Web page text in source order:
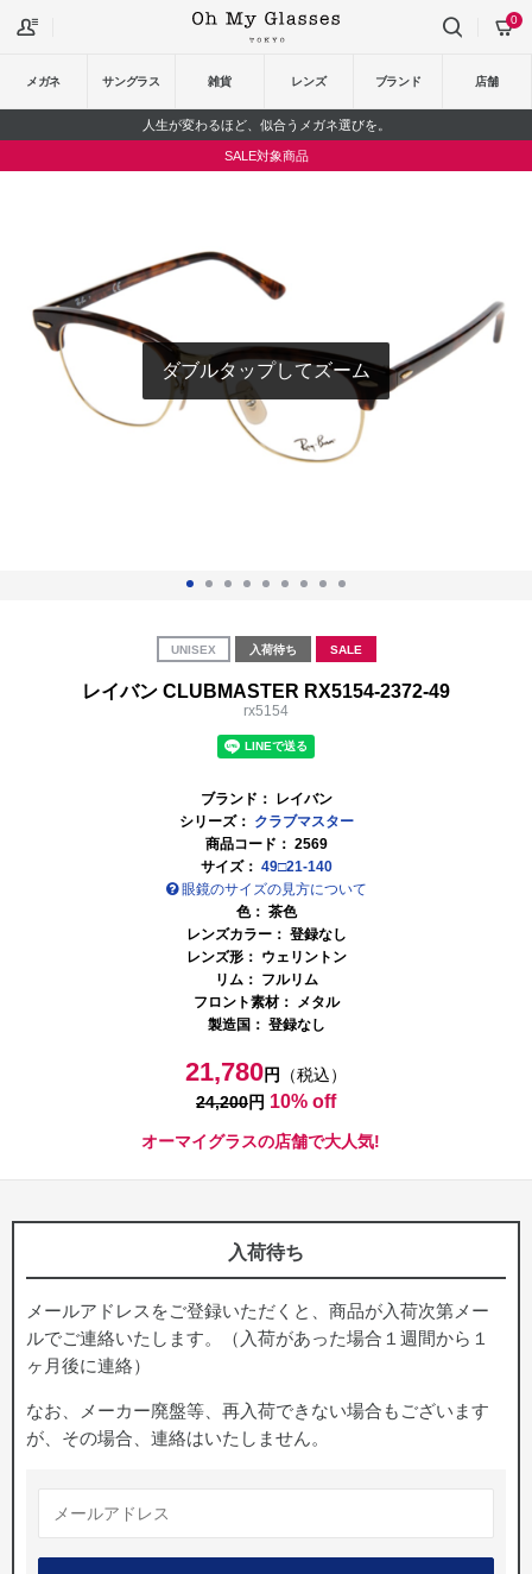
メガネ サングラス 雑貨 レンズ ブランド 店舗
0
人生が変わるほど、似合うメガネ選びを。
SALE対象商品
ダブルタップしてズーム
UNISEX 入荷待ち SALE
レイバン CLUBMASTER RX5154-2372-49
rx5154
ブランド：
レイバン
シリーズ： クラブマスター
商品コード： 2569
サイズ： 49□21-140
眼鏡のサイズの見方について
色： 茶色
レンズカラー： 登録なし
レンズ形： ウェリントン
リム： フルリム
フロント素材： メタル
製造国： 登録なし
21,780円
（税込）
24,200円 10% off
オーマイグラスの店舗で大人気!
入荷待ち
メールアドレスをご登録いただくと、商品が入荷次第メー
ルでご連絡いたします。（入荷があった場合１週間から１
ヶ月後に連絡）
なお、メーカー廃盤等、再入荷できない場合もございます
が、その場合、連絡はいたしません。